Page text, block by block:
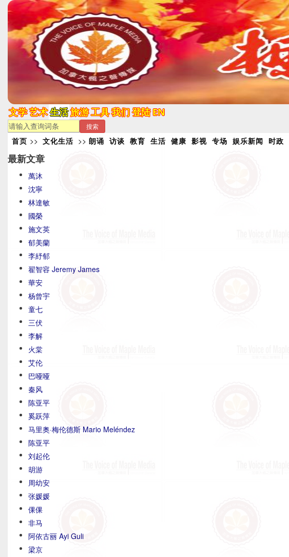
文学艺术生活旅游工具我们登陆EN
搜索
首页 >> 文化生活 >> 朗诵 访谈 教育 生活 健康 影视 专场 娱乐新闻 时政
最新文章
萬沐
沈寧
林達敏
國榮
施文英
郁美蘭
李紓郁
翟智容 Jeremy James
華安
杨曾宇
童七
三伏
李解
火棠
艾伦
巴哑哑
秦风
陈亚平
奚跃萍
马里奥·梅伦德斯 Mario Meléndez
陈亚平
刘起伦
胡游
周幼安
张媛媛
倮倮
非马
阿依古丽 Ayi Guli
梁京